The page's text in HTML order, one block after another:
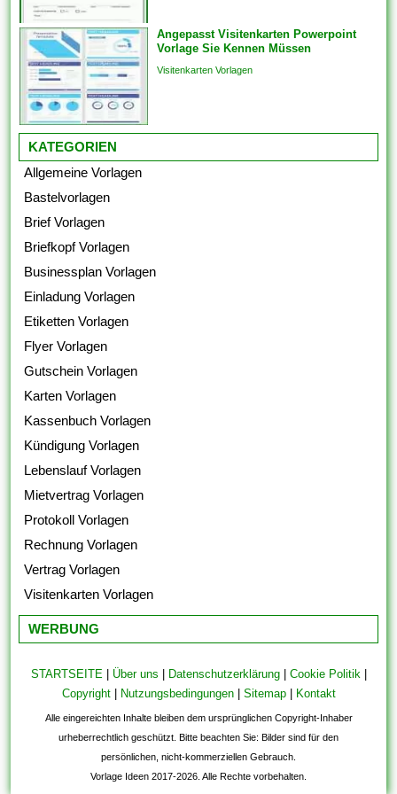
Angepasst Visitenkarten Powerpoint
Vorlage Sie Kennen Müssen
Visitenkarten Vorlagen
KATEGORIEN
Allgemeine Vorlagen
Bastelvorlagen
Brief Vorlagen
Briefkopf Vorlagen
Businessplan Vorlagen
Einladung Vorlagen
Etiketten Vorlagen
Flyer Vorlagen
Gutschein Vorlagen
Karten Vorlagen
Kassenbuch Vorlagen
Kündigung Vorlagen
Lebenslauf Vorlagen
Mietvertrag Vorlagen
Protokoll Vorlagen
Rechnung Vorlagen
Vertrag Vorlagen
Visitenkarten Vorlagen
WERBUNG
STARTSEITE| Über uns Datenschutzerklärung| Cookie Politik|
Copyright| Nutzungsbedingungen| Sitemap| Kontakt
Alle eingereichten Inhalte bleiben dem ursprünglichen Copyright-Inhaber
urheberrechtlich geschützt. Bitte beachten Sie: Bilder sind für den
persönlichen, nicht-kommerziellen Gebrauch.
Vorlage Ideen 2017-2026. Alle Rechte vorbehalten.